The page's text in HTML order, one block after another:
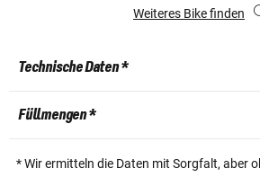
Weiteres Bike finden
Technische Daten *
Füllmengen *
* Wir ermitteln die Daten mit Sorgfalt, aber